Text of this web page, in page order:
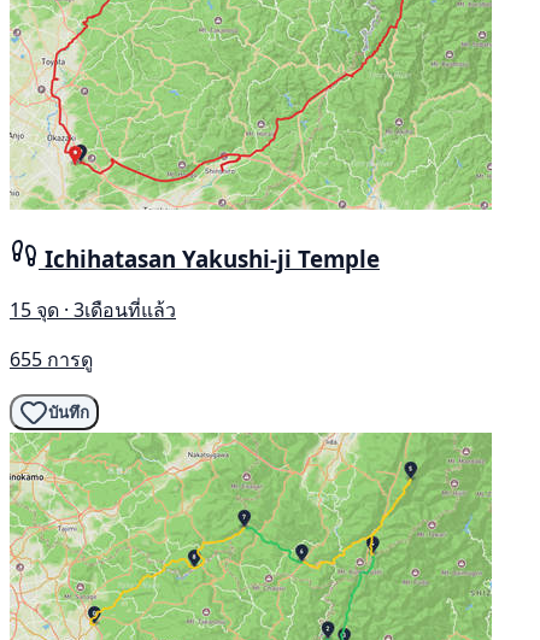
Ichihatasan Yakushi-ji Temple
15 จุด · 3เดือนที่แล้ว
655 การดู
บันทึก